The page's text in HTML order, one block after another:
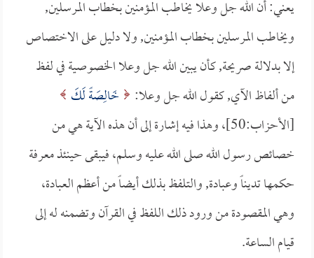
يعني: أن الله جل وعلا يخاطب المؤمنين بخطاب المرسلين,
ويخاطب المرسلين بخطاب المؤمنين, ولا دليل على الاختصاص
إلا بدلالة صريحة, كأن يبين الله جل وعلا الخصوصية في لفظ
من ألفاظ الآي, كقول الله جل وعلا:
خَالِصَةً لَكَ
[الأحزاب:50]، وهذا فيه إشارة إلى أن هذه الآية هي من
خصائص رسول الله صلى الله عليه وسلم، فيبقى حينئذ معرفة
حكمها تديناً وعبادة, والتلفظ بذلك أيضاً من أعظم العبادة،
وهي المقصودة من ورود ذلك اللفظ في القرآن وتضمنه له إلى
قيام الساعة.